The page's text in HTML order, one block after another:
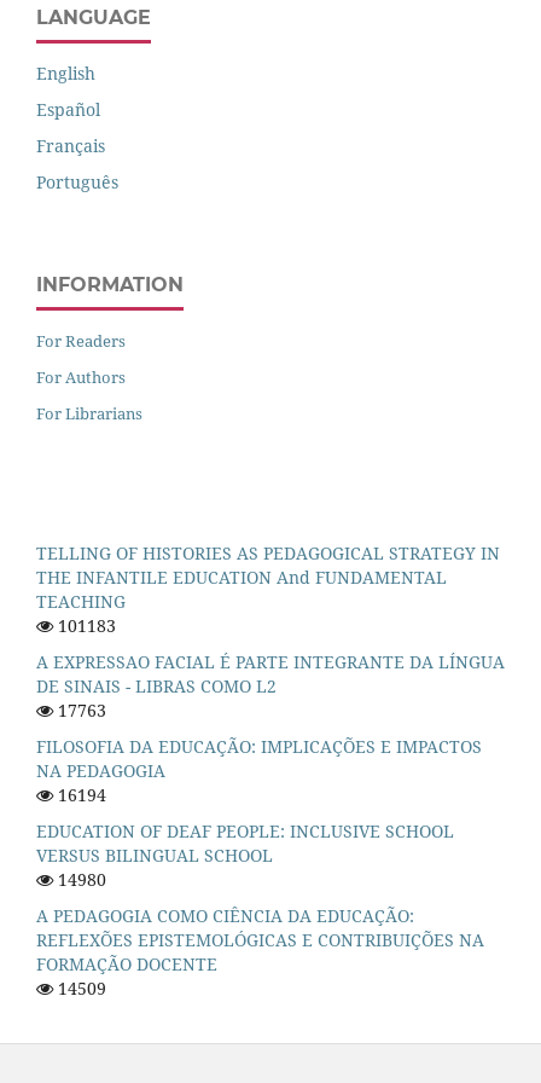
LANGUAGE
English
Español
Français
Português
INFORMATION
For Readers
For Authors
For Librarians
TELLING OF HISTORIES AS PEDAGOGICAL STRATEGY IN
THE INFANTILE EDUCATION And FUNDAMENTAL
TEACHING
101183
A EXPRESSAO FACIAL É PARTE INTEGRANTE DA LÍNGUA
DE SINAIS - LIBRAS COMO L2
17763
FILOSOFIA DA EDUCAÇÃO: IMPLICAÇÕES E IMPACTOS
NA PEDAGOGIA
16194
EDUCATION OF DEAF PEOPLE: INCLUSIVE SCHOOL
VERSUS BILINGUAL SCHOOL
14980
A PEDAGOGIA COMO CIÊNCIA DA EDUCAÇÃO:
REFLEXÕES EPISTEMOLÓGICAS E CONTRIBUIÇÕES NA
FORMAÇÃO DOCENTE
14509